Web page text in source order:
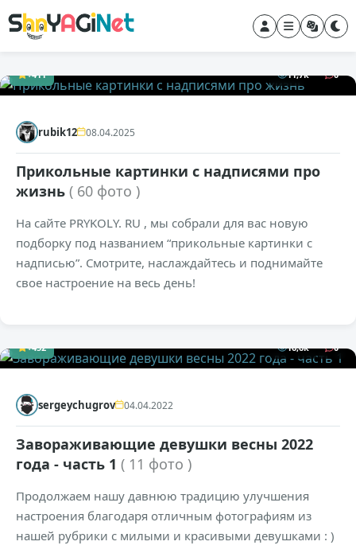
+411 11,7к 0
rubik12 08.04.2025
Прикольные картинки с надписями про
жизнь ( 60 фото )
На сайте PRYKOLY. RU , мы собрали для вас новую
подборку под названием “прикольные картинки с
надписью”. Смотрите, наслаждайтесь и поднимайте
свое настроение на весь день!
+452 16,6к 0
sergeychugrov 04.04.2022
Завораживающие девушки весны 2022
года - часть 1 ( 11 фото )
Продолжаем нашу давнюю традицию улучшения
настроения благодаря отличным фотографиям из
нашей рубрики с милыми и красивыми девушками : )